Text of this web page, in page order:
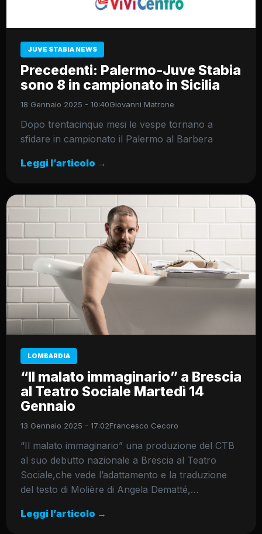
JUVE STABIA NEWS
Precedenti: Palermo-Juve Stabia
sono 8 in campionato in Sicilia
18 Gennaio 2025 - 10:40Giovanni Matrone
Dopo trentacinque mesi le vespe tornano a
sfidare in campionato il Palermo al Barbera
Leggi l’articolo →
LOMBARDIA
“Il malato immaginario” a Brescia
al Teatro Sociale Martedì 14
Gennaio
13 Gennaio 2025 - 17:02Francesco Cecoro
“Il malato immaginario” una produzione del CTB
al suo debutto nazionale a Brescia al Teatro
Sociale,che vede l’adattamento e la traduzione
del testo di Molière di Angela Dematté,…
Leggi l’articolo →